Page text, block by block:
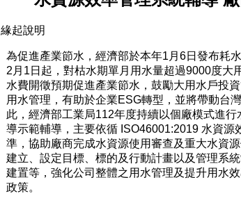
緣起說明
為促進產業節水，經濟部於本年1月6日發布耗
2月1日起，對枯水期單月用水量超過9000度大
水費開徵預期促進產業節水，鼓勵大用水戶投
用水管理，有助於企業ESG轉型，並將帶動台
此，經濟部工業局112年度持續以個廠模式進
導示範輔導，主要依循 ISO46001:2019 水資源
準，協助廠商完成水資源使用審查及重大水資
建立、設定目標、標的及行動計畫以及管理系
建置等，強化公司整體之用水管理及提升用水
政策。